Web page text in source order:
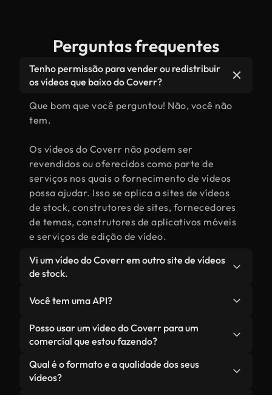
Perguntas frequentes
Tenho permissão para vender ou redistribuir
os vídeos que baixo do Coverr?
Que bom que você perguntou! Não, você não
tem.
Os vídeos do Coverr não podem ser
revendidos ou oferecidos como parte de
serviços nos quais o fornecimento de vídeos
possa ajudar. Isso se aplica a sites de vídeos
de stock, construtores de sites, fornecedores
de temas, construtores de aplicativos móveis
e serviços de edição de vídeo.
Vi um vídeo do Coverr em outro site de vídeos
de stock.
sentido. O Coverr começou como CC0 (sem
direitos autorais reservados), então muitos
sites de stock pegaram nossos vídeos e os
venderam ou doaram em seus próprios sites.
Desde então, decidimos manter nossos vídeos
gratuitos para uso comercial, desde que não
Você tem uma API?
Sim, nós temos! Por favor, verifique mais
detalhesaqui .
Posso usar um vídeo do Coverr para um
comercial que estou fazendo?
Claro que sim, por favor faça!
Qual é o formato e a qualidade dos seus
vídeos?